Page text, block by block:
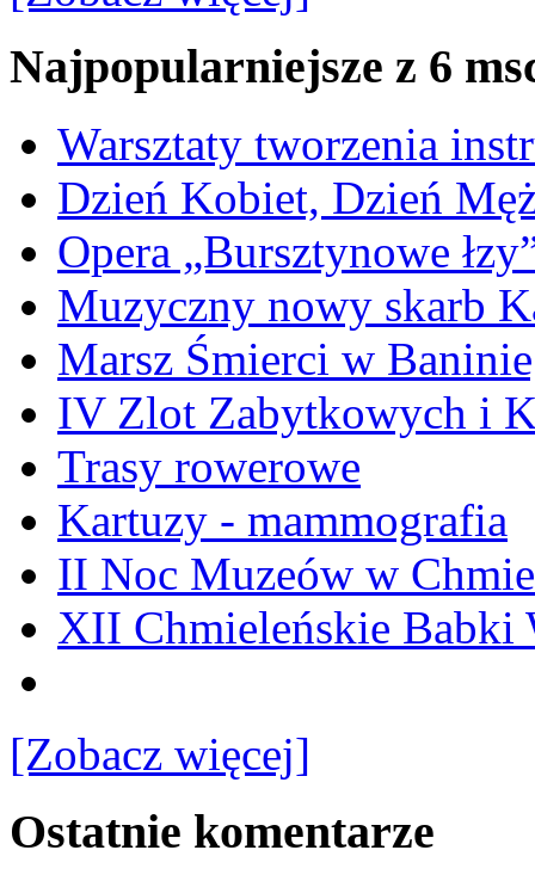
Najpopularniejsze z 6
Warsztaty tworzenia
Dzień Kobiet, Dzień
Opera „Bursztynowe
Muzyczny nowy skarb
Marsz Śmierci w
IV Zlot Zabytkowych i
Trasy rowerowe
Kartuzy - mammografia
II Noc Muzeów w
XII Chmieleńskie Babki
[Zobacz więcej]
Ostatnie komentarze